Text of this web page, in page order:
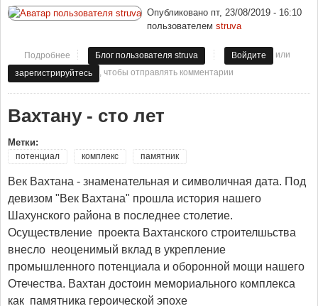
Опубликовано пт, 23/08/2019 - 16:10
пользователем struva
Подробнее о Где необходима компенсация реактивной мощности
Блог пользователя struva Войдите
или
зарегистрируйтесь
, чтобы отправлять комментарии
Вахтану - сто лет
Метки:
потенциал комплекс памятник
Век Вахтана - знаменательная и символичная дата. Под
девизом "Век Вахтана" прошла история нашего
Шахунского района в последнее столетие.
Осуществление проекта Вахтанского строителшьства
внесло неоценимый вклад в укрепление
промышленного потенциала и оборонной мощи нашего
Отечества. Вахтан достоин мемориального комплекса
как памятника героической эпохе